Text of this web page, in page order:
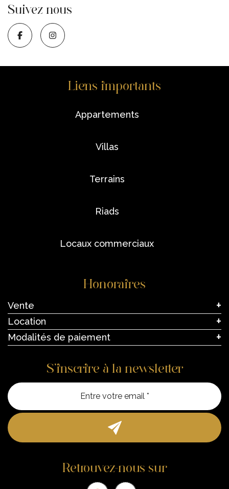
Suivez nous
Liens importants
appartements
villas
terrains
riads
locaux commerciaux
Honoraires
Vente
Location
Modalités de paiement
S’inscrire à la newsletter
Entre
Retrouvez-nous sur